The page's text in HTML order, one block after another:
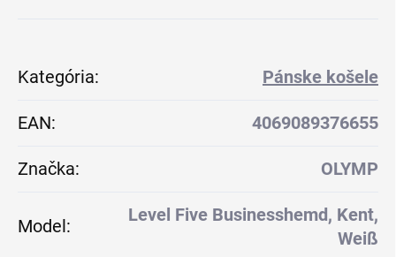
Kategória: Pánske košele
EAN: 4069089376655
Značka: OLYMP
Model:
Level Five Businesshemd, Kent,
Weiß